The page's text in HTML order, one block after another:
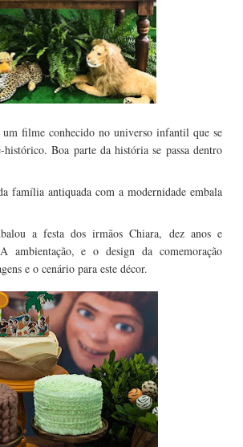
um filme conhecido no universo infantil que se
histórico. Boa parte da história se passa dentro
família antiquada com a modernidade embala
a festa dos irmãos Chiara, dez anos e
ambientação, e o design da comemoração
e o cenário para este décor.